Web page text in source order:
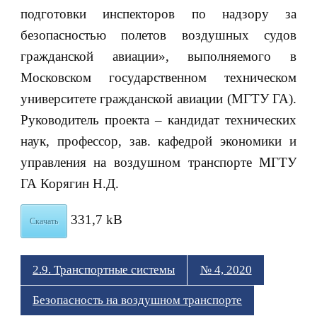
подготовки инспекторов по надзору за
безопасностью полетов воздушных судов
гражданской авиации», выполняемого в
Московском государственном техническом
университете гражданской авиации (МГТУ ГА).
Руководитель проекта – кандидат технических
наук, профессор, зав. кафедрой экономики и
управления на воздушном транспорте МГТУ
ГА Корягин Н.Д.
Скачать 331,7 kB
2.9. Транспортные системы № 4, 2020
Безопасность на воздушном транспорте